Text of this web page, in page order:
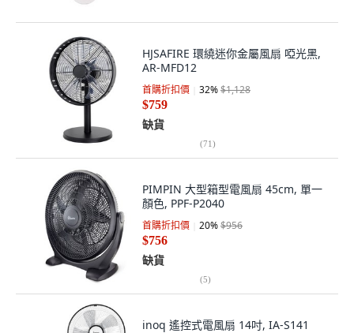
HJSAFIRE 環繞迷你金屬風扇 啞光黑,
AR-MFD12
首購折扣價 32%$1,128
$759
缺貨
(71)
PIMPIN 大型箱型電風扇 45cm, 單一
顏色, PPF-P2040
首購折扣價 20%$956
$756
缺貨
(5)
inoq 遙控式電風扇 14吋, IA-S141